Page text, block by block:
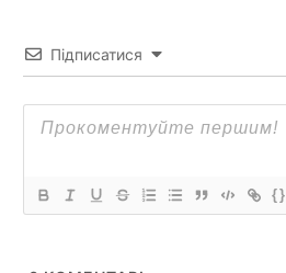
Підписатися
{}